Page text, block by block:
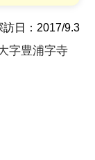
訪日：2017/9.3
字豊浦字寺